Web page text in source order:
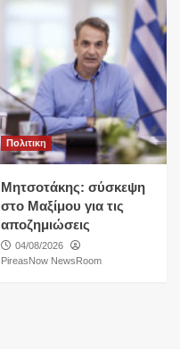
Πολιτικη
Μητσοτάκης: σύσκεψη
στο Μαξίμου για τις
αποζημιώσεις
04/08/2026
PireasNow NewsRoom